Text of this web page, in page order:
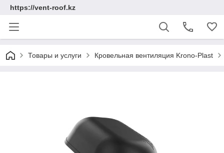
https://vent-roof.kz
Товары и услуги Кровельная вентиляция Krono-Plast